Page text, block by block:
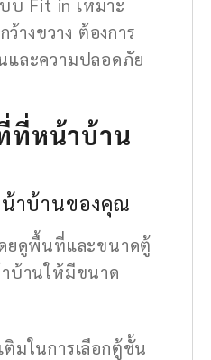
บ Fit in เหมาะ
งขวาง ต้องการ
และความปลอดภัย
ที่หน้าบ้าน
าบ้านของคุณ
ยดูพื้นที่และขนาดตู้
าบ้านให้มีขนาด
มในการเลือกตู้ชั้น